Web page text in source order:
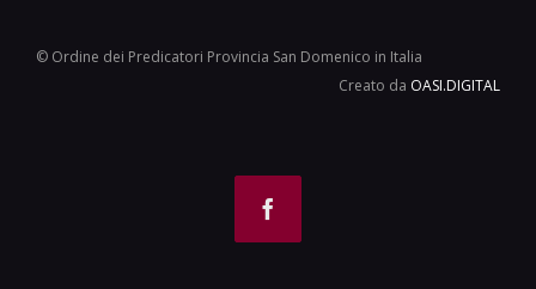
© Ordine dei Predicatori Provincia San Domenico in Italia
Creato da OASI.DIGITAL